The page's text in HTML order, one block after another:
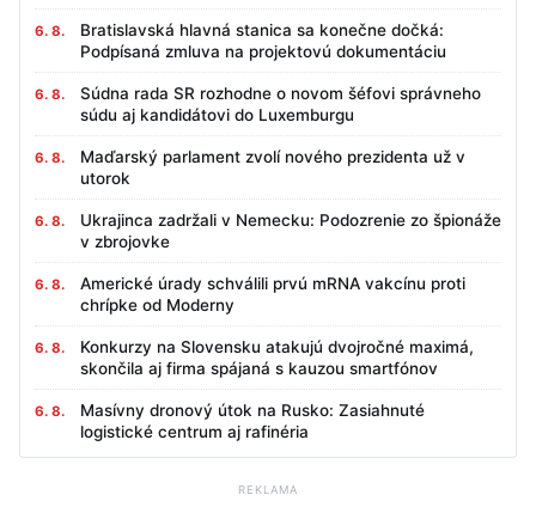
6. 8.
Bratislavská hlavná stanica sa konečne dočká:
Podpísaná zmluva na projektovú dokumentáciu
6. 8.
Súdna rada SR rozhodne o novom šéfovi správneho
súdu aj kandidátovi do Luxemburgu
6. 8.
Maďarský parlament zvolí nového prezidenta už v
utorok
6. 8.
Ukrajinca zadržali v Nemecku: Podozrenie zo špionáže
v zbrojovke
6. 8.
Americké úrady schválili prvú mRNA vakcínu proti
chrípke od Moderny
6. 8.
Konkurzy na Slovensku atakujú dvojročné maximá,
skončila aj firma spájaná s kauzou smartfónov
6. 8.
Masívny dronový útok na Rusko: Zasiahnuté
logistické centrum aj rafinéria
REKLAMA